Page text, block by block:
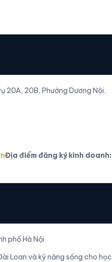
20A, 20B, Phường Dương Nội,
Địa điểm đăng ký kinh doanh:
phố Hà Nội
Loan và kỹ năng sống cho học